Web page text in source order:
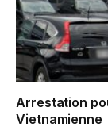
Arrestation
Vietnamienne